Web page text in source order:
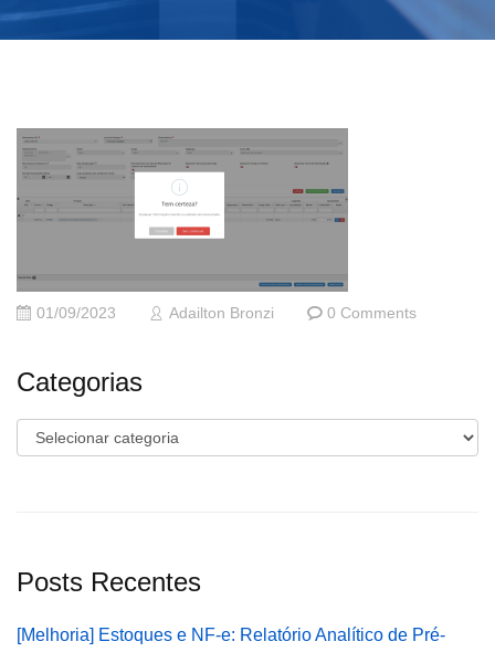
01/09/2023 Adailton Bronzi 0 Comments
Categorias
Categorias
Posts Recentes
[Melhoria] Estoques e NF-e: Relatório Analítico de Pré-